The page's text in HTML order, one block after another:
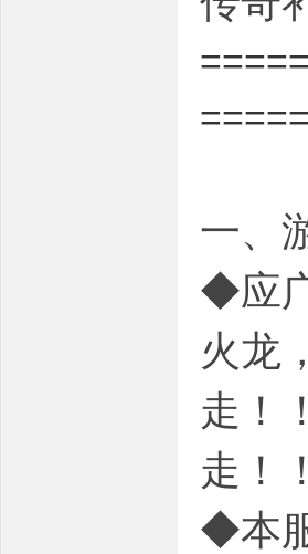
一、
◆应
火龙
走！
走！
◆本